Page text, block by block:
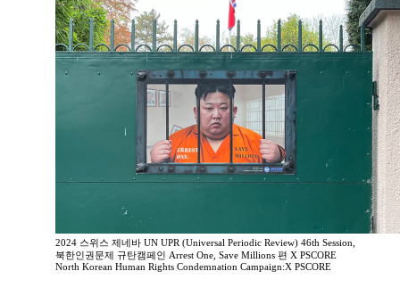
2024 스위스 제네바 UN UPR (Universal Periodic Review) 46th Session,
북한인권문제 규탄캠페인 Arrest One, Save Millions 편 X PSCORE
North Korean Human Rights Condemnation Campaign:X PSCORE